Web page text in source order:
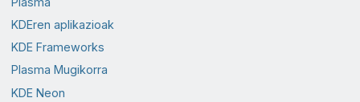
KDEren aplikazioak
KDE Frameworks
Plasma Mugikorra
KDE Neon